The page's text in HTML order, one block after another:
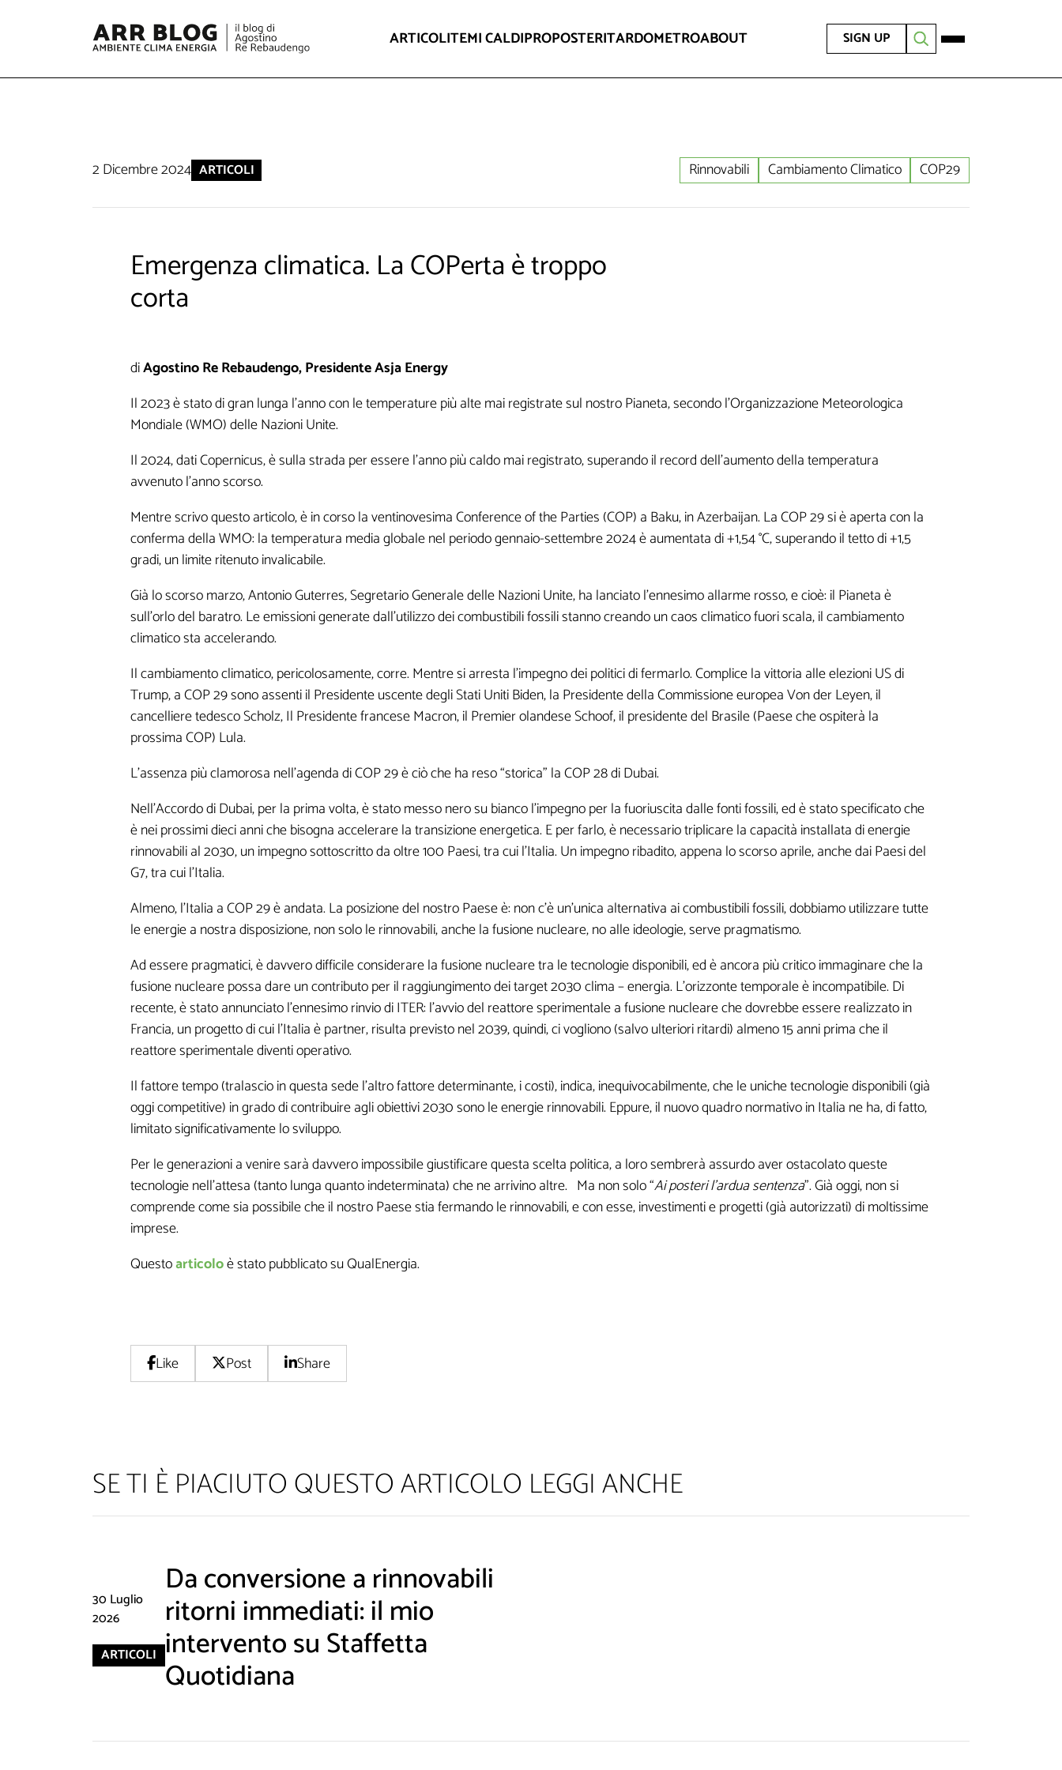
ARTICOLITEMI CALDIPROPOSTERITARDOMETROABOUT SIGN UP
2 Dicembre 2024 ARTICOLI Rinnovabili Cambiamento Climatico COP29
Emergenza climatica. La COPerta è troppo
corta
diAgostino Re Rebaudengo, Presidente Asja Energy
Il 2023 è stato di gran lunga l'anno con le temperature più alte mai registrate sul nostro Pianeta, secondo l’Organizzazione Meteorologica
Mondiale (WMO) delle Nazioni Unite.
Il 2024, dati Copernicus, è sulla strada per essere l’anno più caldo mai registrato, superando il record dell’aumento della temperatura
avvenuto l’anno scorso.
Mentre scrivo questo articolo, è in corso la ventinovesima Conference of the Parties (COP) a Baku, in Azerbaijan. La COP 29 si è aperta con la
conferma della WMO: la temperatura media globale nel periodo gennaio-settembre 2024 è aumentata di +1,54 °C, superando il tetto di +1,5
gradi, un limite ritenuto invalicabile.
Già lo scorso marzo, Antonio Guterres, Segretario Generale delle Nazioni Unite, ha lanciato l’ennesimo allarme rosso, e cioè: il Pianeta è
sull'orlo del baratro. Le emissioni generate dall’utilizzo dei combustibili fossili stanno creando un caos climatico fuori scala, il cambiamento
climatico sta accelerando.
Il cambiamento climatico, pericolosamente, corre. Mentre si arresta l’impegno dei politici di fermarlo. Complice la vittoria alle elezioni US di
Trump, a COP 29 sono assenti il Presidente uscente degli Stati Uniti Biden, la Presidente della Commissione europea Von der Leyen, il
cancelliere tedesco Scholz, Il Presidente francese Macron, il Premier olandese Schoof, il presidente del Brasile (Paese che ospiterà la
prossima COP) Lula.
L’assenza più clamorosa nell’agenda di COP 29 è ciò che ha reso “storica” la COP 28 di Dubai.
Nell’Accordo di Dubai, per la prima volta, è stato messo nero su bianco l’impegno per la fuoriuscita dalle fonti fossili, ed è stato specificato che
è nei prossimi dieci anni che bisogna accelerare la transizione energetica. E per farlo, è necessario triplicare la capacità installata di energie
rinnovabili al 2030, un impegno sottoscritto da oltre 100 Paesi, tra cui l’Italia. Un impegno ribadito, appena lo scorso aprile, anche dai Paesi del
G7, tra cui l’Italia.
Almeno, l’Italia a COP 29 è andata. La posizione del nostro Paese è: non c’è un’unica alternativa ai combustibili fossili, dobbiamo utilizzare tutte
le energie a nostra disposizione, non solo le rinnovabili, anche la fusione nucleare, no alle ideologie, serve pragmatismo.
Ad essere pragmatici, è davvero difficile considerare la fusione nucleare tra le tecnologie disponibili, ed è ancora più critico immaginare che la
fusione nucleare possa dare un contributo per il raggiungimento dei target 2030 clima – energia. L’orizzonte temporale è incompatibile. Di
recente, è stato annunciato l’ennesimo rinvio di ITER: l’avvio del reattore sperimentale a fusione nucleare che dovrebbe essere realizzato in
Francia, un progetto di cui l’Italia è partner, risulta previsto nel 2039, quindi, ci vogliono (salvo ulteriori ritardi) almeno 15 anni prima che il
reattore sperimentale diventi operativo.
Il fattore tempo (tralascio in questa sede l’altro fattore determinante, i costi), indica, inequivocabilmente, che le uniche tecnologie disponibili (già
oggi competitive) in grado di contribuire agli obiettivi 2030 sono le energie rinnovabili. Eppure, il nuovo quadro normativo in Italia ne ha, di fatto,
limitato significativamente lo sviluppo.
Per le generazioni a venire sarà davvero impossibile giustificare questa scelta politica, a loro sembrerà assurdo aver ostacolato queste
tecnologie nell’attesa (tanto lunga quanto indeterminata) che ne arrivino altre. Ma non solo “Ai posteri l'ardua sentenza”. Già oggi, non si
comprende come sia possibile che il nostro Paese stia fermando le rinnovabili, e con esse, investimenti e progetti (già autorizzati) di moltissime
imprese.
Questoarticoloè stato pubblicato su QualEnergia.
Like Post Share
SE TI È PIACIUTO QUESTO ARTICOLO LEGGI ANCHE
30 Luglio
2026
ARTICOLI
Da conversione a rinnovabili
ritorni immediati: il mio
intervento su Staffetta
Quotidiana
Lasciaci la tua Email per ricevere contenuti esclusivi o in anteprima
I seguenti campi non sono obbligatori, ma queste
informazioni mi sarebbero utili per la creazione di contenuti
personalizzati